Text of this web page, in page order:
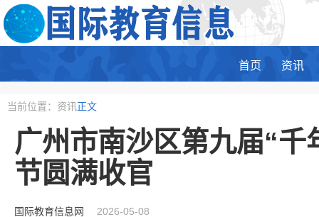
首页 资讯
当前位置：资讯 正文
广州市南沙区第九届“千
节圆满收官
国际教育信息网 2026-05-08